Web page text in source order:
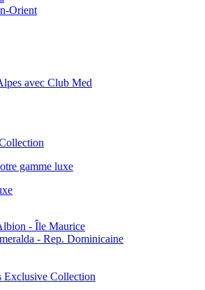
Orient
avec Club Med
gamme luxe
- Île Maurice
- Rep. Dominicaine
Exclusive Collection